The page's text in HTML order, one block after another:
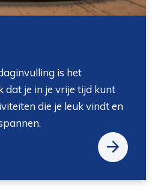
is het
dat je in je vrije tijd kunt
die je leuk vindt en